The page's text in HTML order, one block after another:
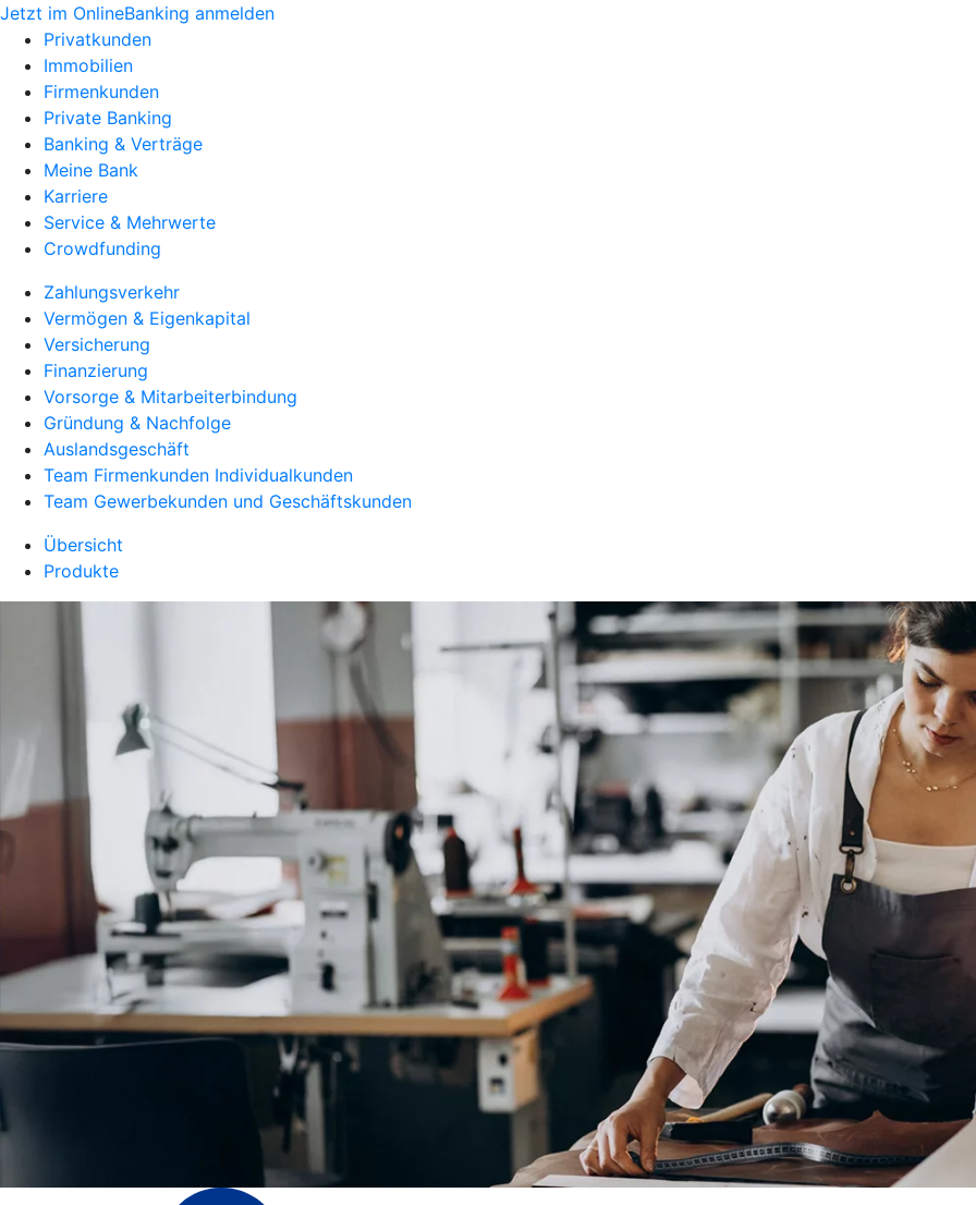
Jetzt im OnlineBanking anmelden
Privatkunden
Immobilien
Firmenkunden
Private Banking
Banking & Verträge
Meine Bank
Karriere
Service & Mehrwerte
Crowdfunding
Zahlungsverkehr
Vermögen & Eigenkapital
Versicherung
Finanzierung
Vorsorge & Mitarbeiterbindung
Gründung & Nachfolge
Auslandsgeschäft
Team Firmenkunden Individualkunden
Team Gewerbekunden und Geschäftskunden
Übersicht
Produkte